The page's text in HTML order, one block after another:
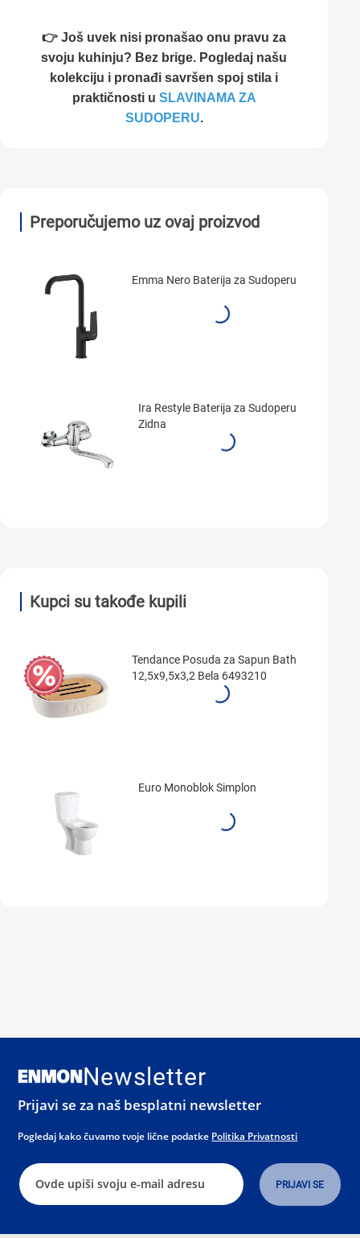
👉 Još uvek nisi pronašao onu pravu za
svoju kuhinju? Bez brige. Pogledaj našu
kolekciju i pronađi savršen spoj stila i
praktičnosti u SLAVINAMA ZA
SUDOPERU.
Preporučujemo uz ovaj proizvod
Emma Nero Baterija za Sudoperu
Ira Restyle Baterija za Sudoperu
Zidna
Kupci su takođe kupili
Tendance Posuda za Sapun Bath
12,5x9,5x3,2 Bela 6493210
Euro Monoblok Simplon
Newsletter
Prijavi se za naš besplatni newsletter
Pogledaj kako čuvamo tvoje lične podatke Politika Privatnosti